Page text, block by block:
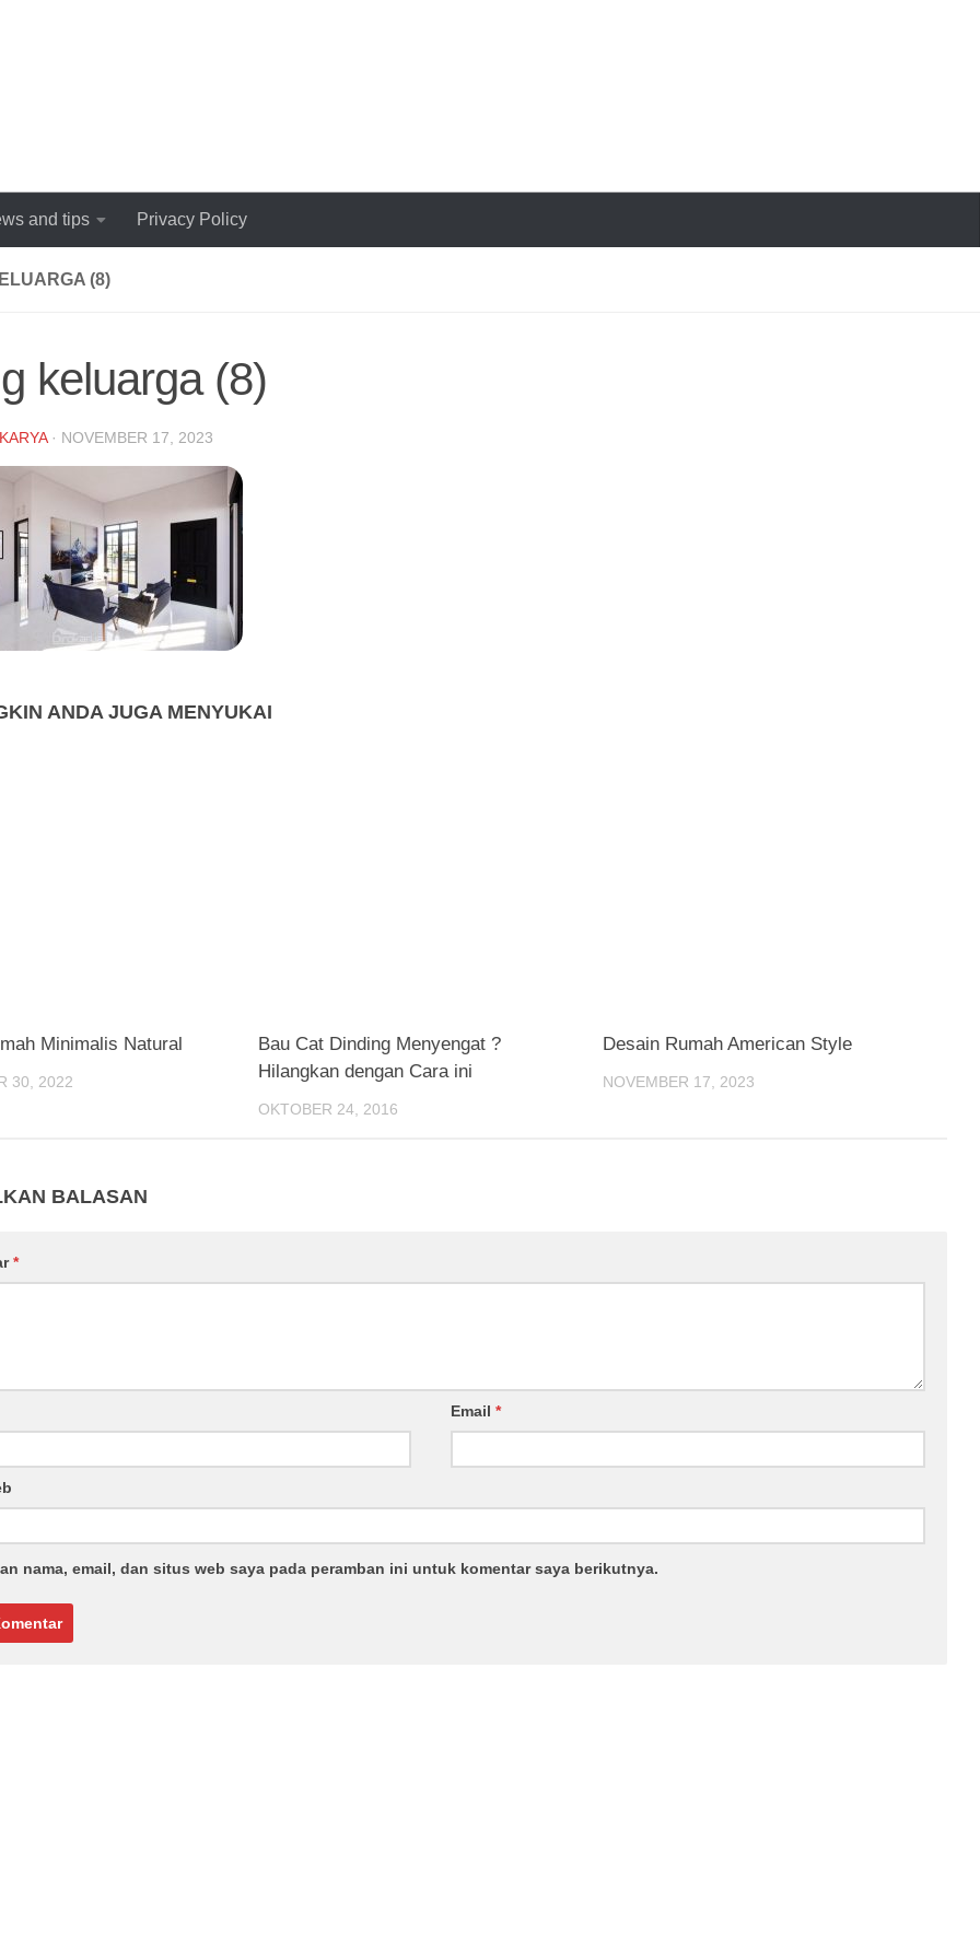
and tips Privacy Policy
(8)
keluarga (8)
· NOVEMBER 17, 2023
ANDA JUGA MENYUKAI
Minimalis Natural
30, 2022
Bau Cat Dinding Menyengat ?
Hilangkan dengan Cara ini
OKTOBER 24, 2016
Desain Rumah American Style
NOVEMBER 17, 2023
BALASAN
*
Email*
nama, email, dan situs web saya pada peramban ini untuk komentar saya berikutnya.